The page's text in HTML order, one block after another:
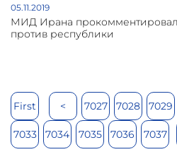
05.11.2019
МИД Ирана
против республики
First < 7027 7028 7029
7033 7034 7035 7036 7037